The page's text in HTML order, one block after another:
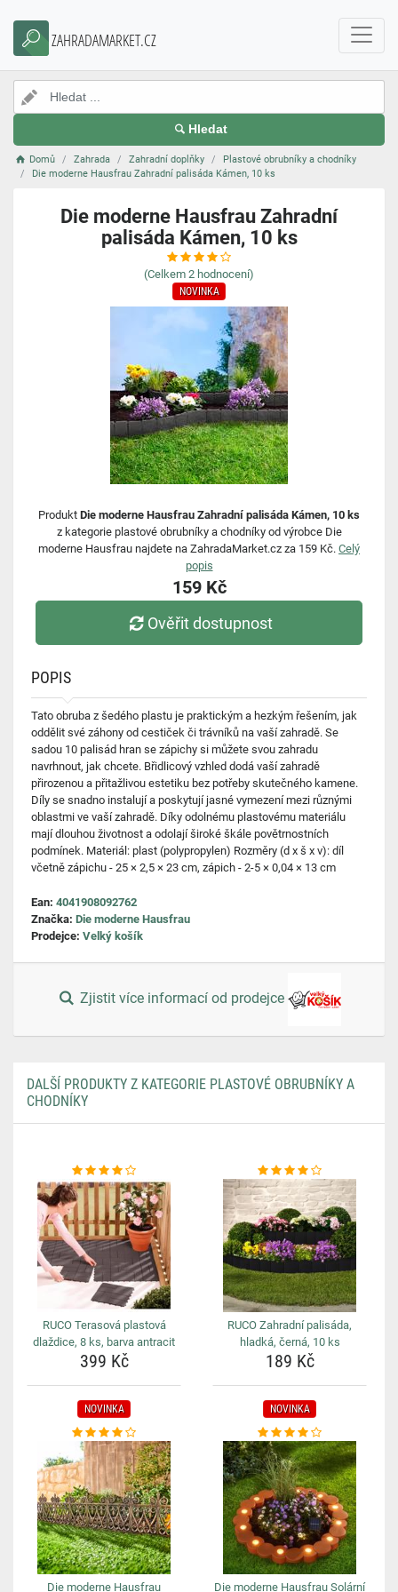
ZAHRADAMARKET.CZ
Hledat
Domů Zahrada Zahradní doplňky
Plastové obrubníky a chodníky
Die moderne Hausfrau Zahradní palisáda Kámen, 10 ks
Die moderne Hausfrau Zahradní
palisáda Kámen, 10 ks
(Celkem 2 hodnocení)
NOVINKA
Produkt Die moderne Hausfrau Zahradní palisáda Kámen, 10 ks
z kategorie plastové obrubníky a chodníky od výrobce Die
moderne Hausfrau najdete na ZahradaMarket.cz za 159 Kč. Celý
popis
159 Kč
Ověřit dostupnost
POPIS
Tato obruba z šedého plastu je praktickým a hezkým řešením, jak
oddělit své záhony od cestiček či trávníků na vaší zahradě. Se
sadou 10 palisád hran se zápichy si můžete svou zahradu
navrhnout, jak chcete. Břidlicový vzhled dodá vaší zahradě
přirozenou a přitažlivou estetiku bez potřeby skutečného kamene.
Díly se snadno instalují a poskytují jasné vymezení mezi různými
oblastmi ve vaší zahradě. Díky odolnému plastovému materiálu
mají dlouhou životnost a odolají široké škále povětrnostních
podmínek. Materiál: plast (polypropylen) Rozměry (d x š x v): díl
včetně zápichu - 25 × 2,5 × 23 cm, zápich - 2-5 × 0,04 × 13 cm
Ean: 4041908092762
Značka: Die moderne Hausfrau
Prodejce: Velký košík
Zjistit více informací od prodejce
DALŠÍ PRODUKTY Z KATEGORIE PLASTOVÉ OBRUBNÍKY A
CHODNÍKY
RUCO Terasová plastová
dlaždice, 8 ks, barva antracit
399 Kč
RUCO Zahradní palisáda,
hladká, černá, 10 ks
189 Kč
NOVINKA
Die moderne Hausfrau
NOVINKA
Die moderne Hausfrau Solární